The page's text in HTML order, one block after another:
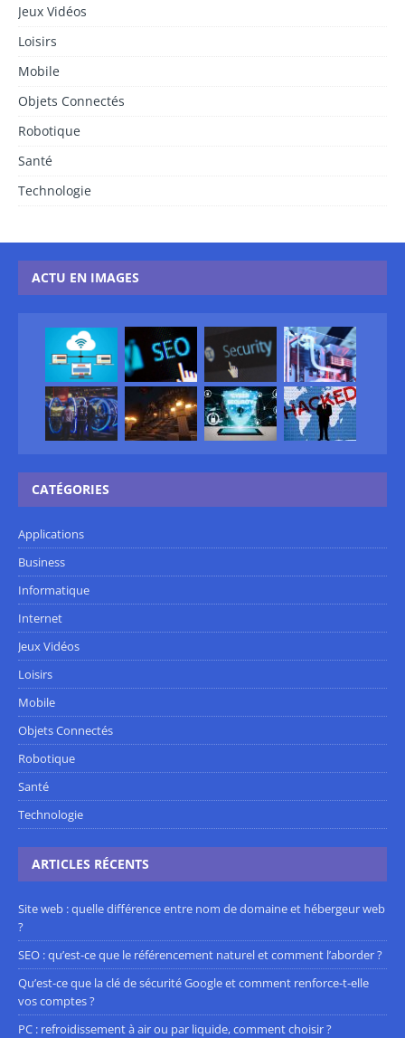
Jeux Vidéos
Loisirs
Mobile
Objets Connectés
Robotique
Santé
Technologie
ACTU EN IMAGES
CATÉGORIES
Applications
Business
Informatique
Internet
Jeux Vidéos
Loisirs
Mobile
Objets Connectés
Robotique
Santé
Technologie
ARTICLES RÉCENTS
Site web : quelle différence entre nom de domaine et hébergeur web
?
SEO : qu’est-ce que le référencement naturel et comment l’aborder ?
Qu’est-ce que la clé de sécurité Google et comment renforce-t-elle
vos comptes ?
PC : refroidissement à air ou par liquide, comment choisir ?